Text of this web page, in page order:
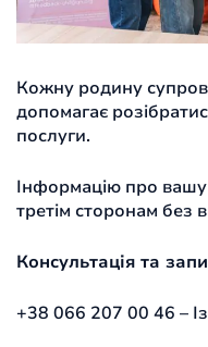
Кожну родину
допомагає
послуги.
Інформацію про
третім сторонам без
Консультація та
+38 066 207 00 46 –